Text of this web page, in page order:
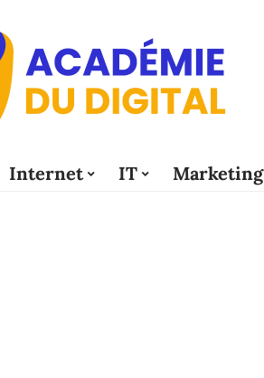
Internet IT Marketing